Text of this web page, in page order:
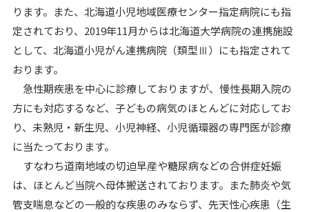
ります。また、北海道小児地域医療センター指定病院にも指
定されており、2019年11月からは北海道大学病院の連携施設
として、北海道小児がん連携病院（類型Ⅲ）にも指定されて
おります。
急性期疾患を中心に診療しておりますが、慢性長期入院の
方にも対応するなど、子どもの病気のほとんどに対応してお
り、未熟児・新生児、小児神経、小児循環器の専門医が診療
に当たっております。
すなわち道南地域の切迫早産や糖尿病などの合併症妊娠
は、ほとんど当院へ母体搬送されております。また肺炎や気
管支喘息などの一般的な疾患のみならず、先天性心疾患（生